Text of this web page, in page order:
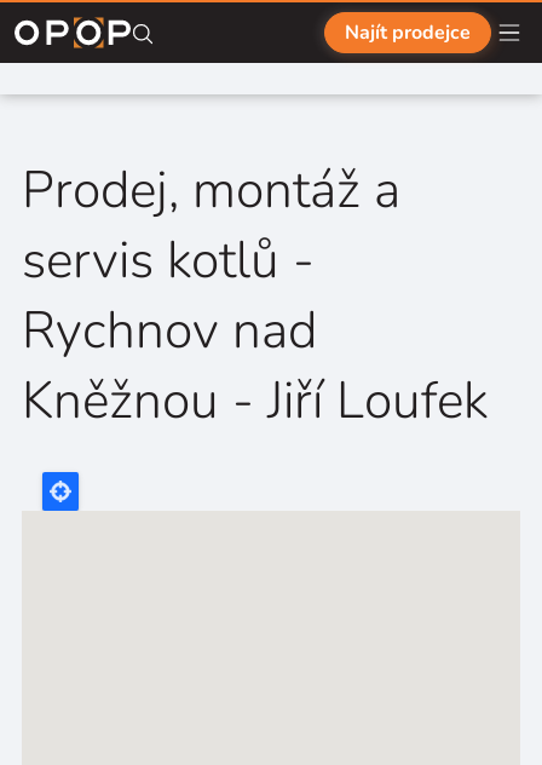
Přejít na hlavní obsah
Najít prodejce
Prodej, montáž a
servis kotlů -
Rychnov nad
Kněžnou - Jiří Loufek